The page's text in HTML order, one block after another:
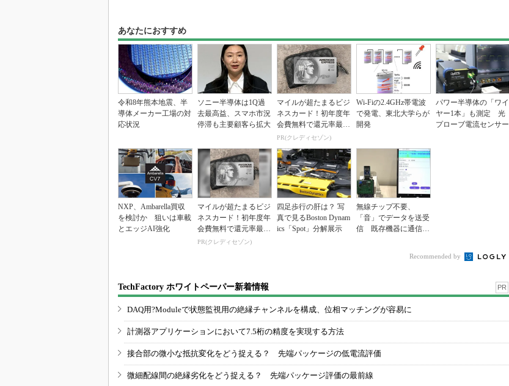
あなたにおすすめ
令和8年熊本地震、半
導体メーカー工場の対
応状況
ソニー半導体は1Q過
去最高益、スマホ市況
停滞も主要顧客ら拡大
マイルが超たまるビジ
ネスカード！初年度年
会費無料で還元率最大
1.125%
PR(クレディセゾン)
Wi-Fiの2.4GHz帯電波
で発電、東北大学らが
開発
パワー半導体の「ワイ
ヤー1本」も測定 光
プローブ電流センサー
NXP、Ambarella買収
を検討か 狙いは車載
とエッジAI強化
マイルが超たまるビジ
ネスカード！初年度年
会費無料で還元率最大
1.125%
PR(クレディセゾン)
四足歩行の肝は？ 写
真で見るBoston Dynam
ics「Spot」分解展示
無線チップ不要、
「音」でデータを送受
信 既存機器に通信機
Recommended by
TechFactory ホワイトペーパー新着情報 PR
DAQ用?Moduleで状態監視用の絶縁チャンネルを構成、位相マッチングが容易に
計測器アプリケーションにおいて7.5桁の精度を実現する方法
接合部の微小な抵抗変化をどう捉える？ 先端パッケージの低電流評価
微細配線間の絶縁劣化をどう捉える？ 先端パッケージ評価の最前線